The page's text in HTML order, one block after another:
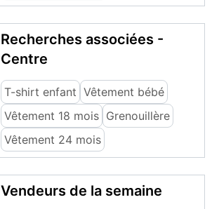
Recherches associées -
Centre
T-shirt enfant Vêtement bébé
Vêtement 18 mois Grenouillère
Vêtement 24 mois
Vendeurs de la semaine